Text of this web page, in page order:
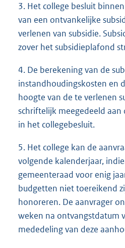
3. Het college besluit
van een ontvankelijke
verlenen van subsidie.
zover het subsidieplafond
4. De berekening van de
instandhoudingskosten en
hoogte van de te verlenen
schriftelijk meegedeeld
in het collegebesluit.
5. Het college kan de
volgende kalenderjaar,
gemeenteraad voor enig
budgetten niet toereikend
honoreren. De aanvrager
weken na ontvangstdatum
mededeling van deze